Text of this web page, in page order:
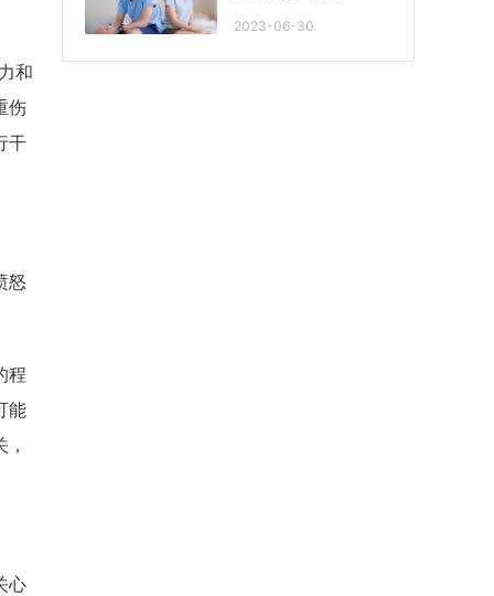
和
伤
干
怒
程
能
心
2023-06-30